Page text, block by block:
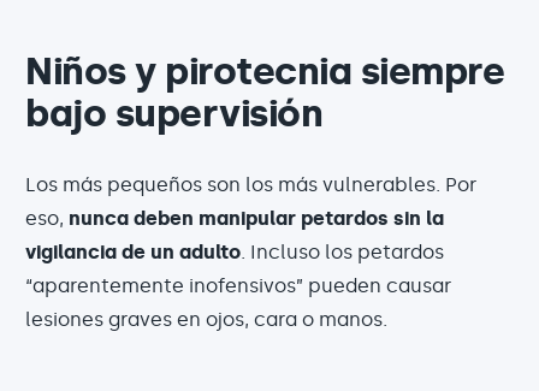
Niños y pirotecnia siempre
bajo supervisión
Los más pequeños son los más vulnerables. Por
eso, nunca deben manipular petardos sin la
vigilancia de un adulto. Incluso los petardos
“aparentemente inofensivos” pueden causar
lesiones graves en ojos, cara o manos.